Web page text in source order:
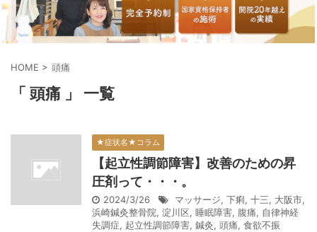
HOME > 頭痛
「 頭痛 」 一覧
★症状名★コラム
【起立性調節障害】改善のための昇
圧剤って・・・。
2024/3/26 マッサージ, 下痢, 十三, 大阪市,
浜崎鍼灸整骨院, 淀川区, 睡眠障害, 腹痛, 自律神経
失調症, 起立性調節障害, 鍼灸, 頭痛, 食欲不振